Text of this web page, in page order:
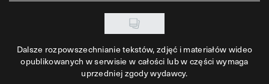
Dalsze rozpowszechnianie tekstów, zdjęć i materiałów wideo
opublikowanych w serwisie w całości lub w części wymaga
uprzedniej zgody wydawcy.